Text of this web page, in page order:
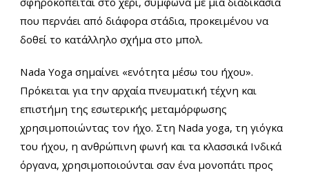
που περνάει από διάφορα στάδια, προκειμένου να
δοθεί το κατάλληλο σχήμα στο μπολ.
Nada Yoga σημαίνει «ενότητα μέσω του ήχου».
Πρόκειται για την αρχαία πνευματική τέχνη και
επιστήμη της εσωτερικής μεταμόρφωσης
χρησιμοποιώντας τον ήχο. Στη Nada yoga, τη γιόγκα
του ήχου, η ανθρώπινη φωνή και τα κλασσικά Ινδικά
όργανα, χρησιμοποιούνται σαν ένα μονοπάτι προς